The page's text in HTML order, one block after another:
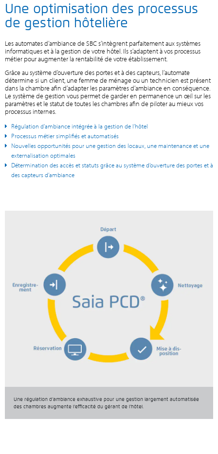
Une optimisation des processus
de gestion hôtelière
Les automates d’ambiance de SBC s’intègrent parfaitement aux systèmes
informatiques et à la gestion de votre hôtel. Ils s’adaptent à vos processus
métier pour augmenter la rentabilité de votre établissement.
Grâce au système d’ouverture des portes et à des capteurs, l’automate
détermine si un client, une femme de ménage ou un technicien est présent
dans la chambre afin d’adapter les paramètres d’ambiance en conséquence.
Le système de gestion vous permet de garder en permanence un œil sur les
paramètres et le statut de toutes les chambres afin de piloter au mieux vos
processus internes.
Régulation d’ambiance intégrée à la gestion de l’hôtel
Processus métier simplifiés et automatisés
Nouvelles opportunités pour une gestion des locaux, une maintenance et une
externalisation optimales
Détermination des accès et statuts grâce au système d’ouverture des portes et à
des capteurs d’ambiance
Une régulation d’ambiance exhaustive pour une gestion largement automatisée
des chambres augmente l’efficacité du gérant de l’hôtel.